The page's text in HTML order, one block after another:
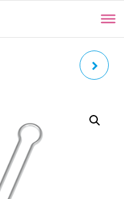
SILIKON LILA MIT
EDELSTAHLGRIFF